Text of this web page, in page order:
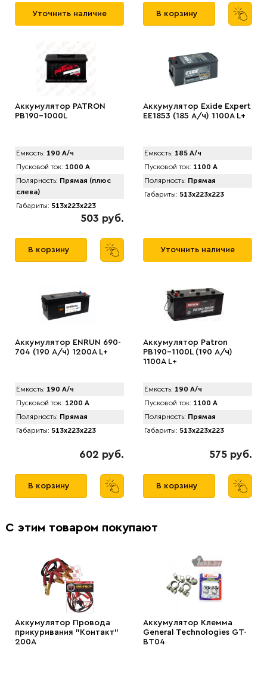
Уточнить наличие В корзину
Аккумулятор PATRON
PB190-1000L
Емкость: 190 А/ч
Пусковой ток: 1000 А
Полярность: Прямая (плюс
слева)
Габариты: 513x223x223
503 руб.
В корзину
Аккумулятор Exide Expert
EE1853 (185 А/ч) 1100A L+
Емкость: 185 А/ч
Пусковой ток: 1100 А
Полярность: Прямая
Габариты: 513x223x223
Уточнить наличие
Аккумулятор ENRUN 690-
704 (190 А/ч) 1200A L+
Емкость: 190 А/ч
Пусковой ток: 1200 А
Полярность: Прямая
Габариты: 513x223x223
602 руб.
В корзину
Аккумулятор Patron
PB190-1100L (190 А/ч)
1100A L+
Емкость: 190 А/ч
Пусковой ток: 1100 А
Полярность: Прямая
Габариты: 513x223x223
575 руб.
В корзину
С этим товаром покупают
Аккумулятор Провода
прикуривания "Контакт"
200А
Аккумулятор Клемма
General Technologies GT-
BT04